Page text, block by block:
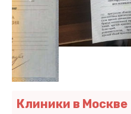
Клиники в Москве
Консультация
Консультация диетолога